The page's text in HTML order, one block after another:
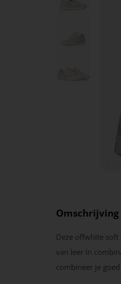
Omschrijving
Deze offwhite soft
van leer in
combineer je